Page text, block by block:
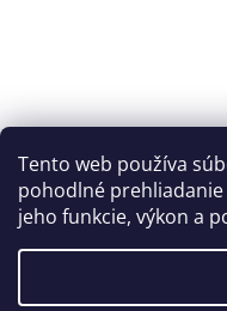
Tento web používa
pohodlné prehliadanie
jeho funkcie, výkon a